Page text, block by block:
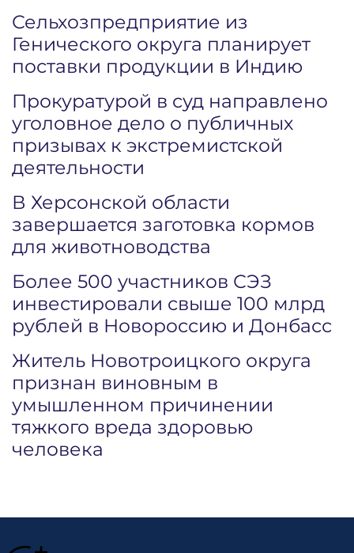
Сельхозпредприятие из
Генического округа планирует
поставки продукции в Индию
Прокуратурой в суд направлено
уголовное дело о публичных
призывах к экстремистской
деятельности
В Херсонской области
завершается заготовка кормов
для животноводства
Более 500 участников СЭЗ
инвестировали свыше 100 млрд
рублей в Новороссию и Донбасс
Житель Новотроицкого округа
признан виновным в
умышленном причинении
тяжкого вреда здоровью
человека